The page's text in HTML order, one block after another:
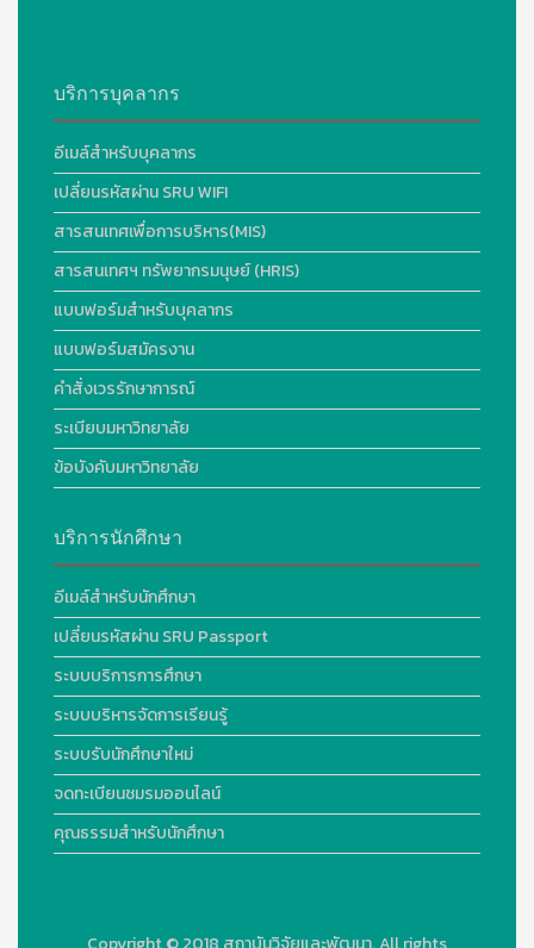
บริการบุคลากร
อีเมล์สำหรับบุคลากร
เปลี่ยนรหัสผ่าน SRU WIFI
สารสนเทศเพื่อการบริหาร(MIS)
สารสนเทศฯ ทรัพยากรมนุษย์ (HRIS)
แบบฟอร์มสำหรับบุคลากร
แบบฟอร์มสมัครงาน
คำสั่งเวรรักษาการณ์
ระเบียบมหาวิทยาลัย
ข้อบังคับมหาวิทยาลัย
บริการนักศึกษา
อีเมล์สำหรับนักศึกษา
เปลี่ยนรหัสผ่าน SRU Passport
ระบบบริการการศึกษา
ระบบบริหารจัดการเรียนรู้
ระบบรับนักศึกษาใหม่
จดทะเบียนชมรมออนไลน์
คุณธรรมสำหรับนักศึกษา